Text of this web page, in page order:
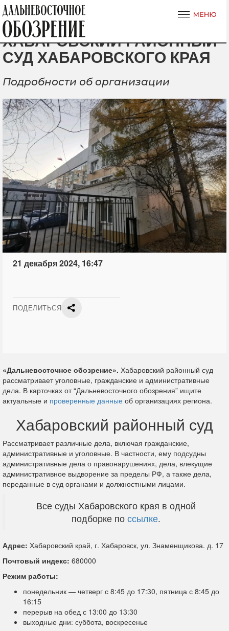
ХАБАРОВСКИЙ РАЙОННЫЙ
СУД ХАБАРОВСКОГО КРАЯ
Подробности об организации
21 декабря 2024, 16:47
ПОДЕЛИТЬСЯ
«Дальневосточное обозрение». Хабаровский районный суд
рассматривает уголовные, гражданские и административные
дела. В карточках от “Дальневосточного обозрения” ищите
актуальные и проверенные данные об организациях региона.
Хабаровский районный суд
Рассматривает различные дела, включая гражданские,
административные и уголовные. В частности, ему подсудны
административные дела о правонарушениях, дела, влекущие
административное выдворение за пределы РФ, а также дела,
переданные в суд органами и должностными лицами.
Все суды Хабаровского края в одной
подборке по ссылке.
Адрес: Хабаровский край, г. Хабаровск, ул. Знаменщикова. д. 17
Почтовый индекс: 680000
Режим работы:
понедельник — четверг с 8:45 до 17:30, пятница с 8:45 до
16:15
перерыв на обед с 13:00 до 13:30
выходные дни: суббота, воскресенье